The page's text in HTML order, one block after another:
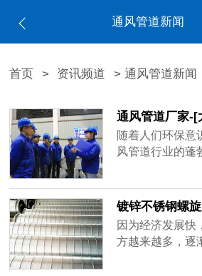
通风管道新闻
首页 > 资讯频道 > 通风管道新闻
通风管道厂家-[
随着人们环保意
风管道行业的蓬
家偷工减料已成
用1mm的板材做
厚、0.8厚，看
用过程中容易出
镀锌不锈钢螺
世界]
因为经济发展快
方越来越多，逐